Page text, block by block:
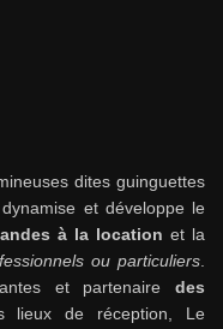
dites guinguettes
et développe le
à la location et la
ou particuliers
et partenaire des
lieux de réception, Le